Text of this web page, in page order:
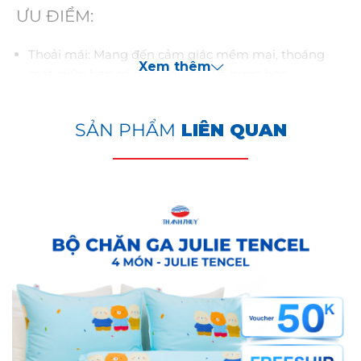
ƯU ĐIỂM:
Thoải mái: Mang đến cảm giác mềm mại, thoáng
mát, giúp bạn có giấc ngủ sâu và ngon hơn.
ủi và bảo quản.
Đa năng: Phù hợp với mọi mùa và mọi loại thời tiết.
Giá cả hợp lý: Sản phẩm chất lượng cao với giá cả
HƯỚNG DẪN SỬ DỤNG VÀ BẢO QUẢN:
Không giặt chung sản phẩm với các loại vải khác, đặc
biệt là các loại vải bề mặt cứng, có dây kéo dạng lớn
hoặc có thành phần polyester, có thể làm hỏng bề
mặt vải và làm sản phẩm bị xù lông.
Không sử dụng thuốc tẩy hoặc các loại nước giặt có
chứa thành phần thuốc tẩy.
Xem thêm
SẢN PHẨM LIÊN QUAN